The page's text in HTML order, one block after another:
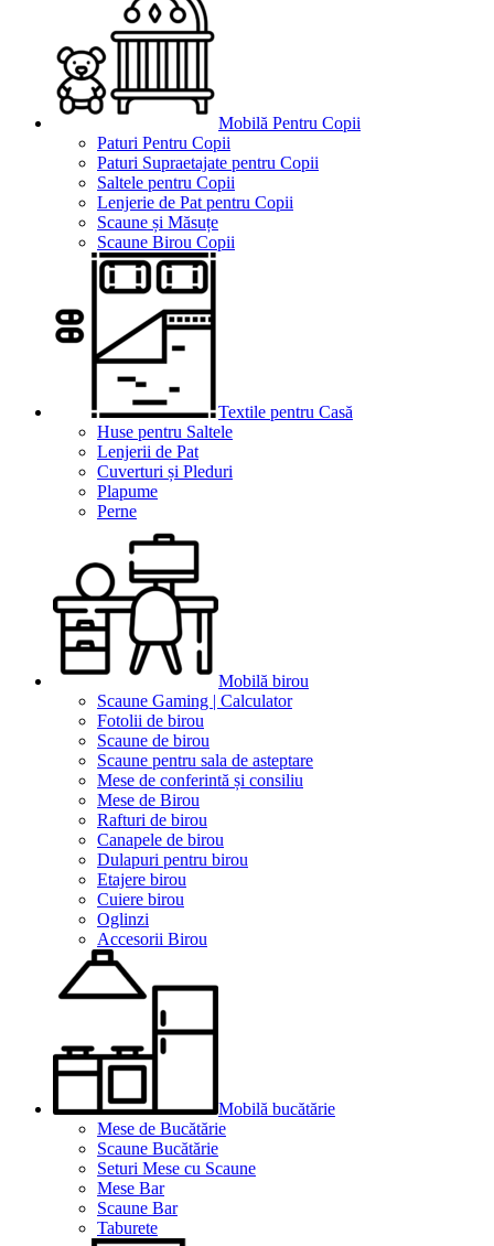
Mobilă Pentru Copii
Paturi Pentru Copii
Paturi Supraetajate pentru Copii
Saltele pentru Copii
Lenjerie de Pat pentru Copii
Scaune și Măsuțe
Scaune Birou Copii
Textile pentru Casă
Huse pentru Saltele
Lenjerii de Pat
Cuverturi și Pleduri
Plapume
Perne
Mobilă birou
Scaune Gaming | Calculator
Fotolii de birou
Scaune de birou
Scaune pentru sala de asteptare
Mese de conferintă și consiliu
Mese de Birou
Rafturi de birou
Canapele de birou
Dulapuri pentru birou
Etajere birou
Cuiere birou
Oglinzi
Accesorii Birou
Mobilă bucătărie
Mese de Bucătărie
Scaune Bucătărie
Seturi Mese cu Scaune
Mese Bar
Scaune Bar
Taburete